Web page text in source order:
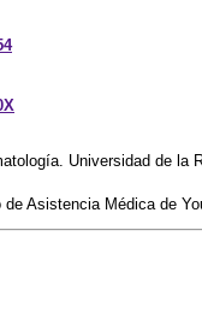
Universidad de la
Asistencia Médica de